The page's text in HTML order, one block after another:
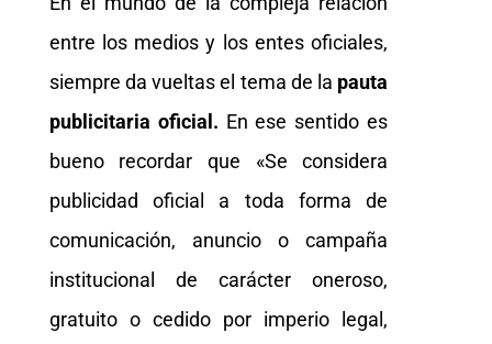
entre los medios y los entes oficiales,
siempre da vueltas el tema de la pauta
publicitaria oficial. En ese sentido es
bueno recordar que «Se considera
publicidad oficial a toda forma de
comunicación, anuncio o campaña
institucional de carácter oneroso,
gratuito o cedido por imperio legal,